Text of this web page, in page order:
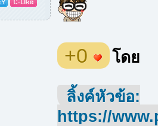
+0 โดย
ลิ้งค์หัวข้อ:
https://